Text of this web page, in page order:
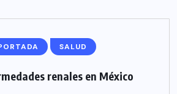
SALUD
renales en México